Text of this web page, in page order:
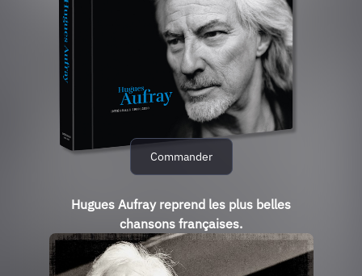
Commander
Hugues Aufray reprend les plus belles
chansons françaises.